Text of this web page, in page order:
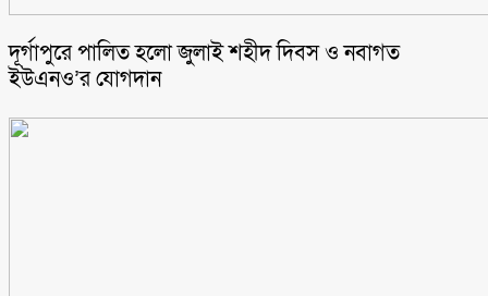
‎দূর্গাপুরে পালিত হলো জুলাই শহীদ দিবস ও নবাগত
ইউএনও’র যোগদান ‎